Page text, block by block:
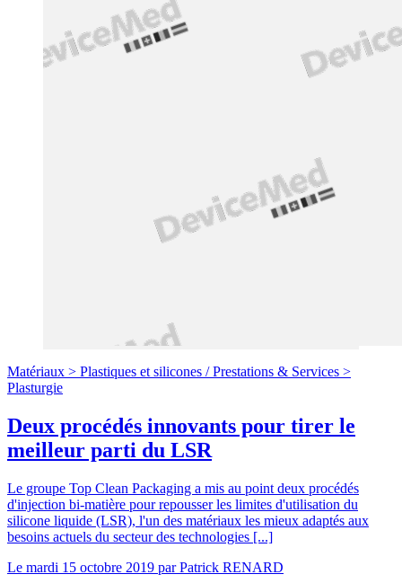
Matériaux > Plastiques et silicones /Prestations & Services >
Plasturgie
Deux procédés innovants pour tirer le
meilleur parti du LSR
Le groupe Top Clean Packaging a mis au point deux procédés
d'injection bi-matière pour repousser les limites d'utilisation du
silicone liquide (LSR), l'un des matériaux les mieux adaptés aux
besoins actuels du secteur des technologies [...]
Le mardi 15 octobre 2019 parPatrick RENARD